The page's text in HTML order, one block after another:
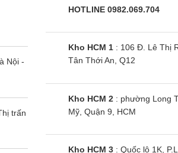
Nội -
trấn
HOTLINE 0982.069.704
Kho HCM 1: 106 Đ. Lê Thị
Tân Thới An, Q12
Kho HCM 2: phường Long
Mỹ, Quận 9, HCM
Kho HCM 3: Quốc lộ 1K,